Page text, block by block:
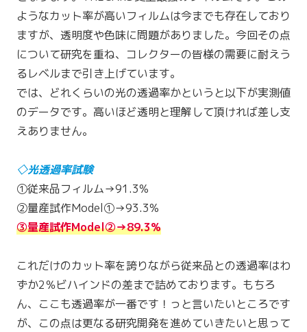
ようなカット率が高いフィルムは今までも存在しており
ますが、透明度や色味に問題がありました。今回その点
について研究を重ね、コレクターの皆様の需要に耐えう
るレベルまで引き上げています。
では、どれくらいの光の透過率かというと以下が実測値
のデータです。高いほど透明と理解して頂ければ差し支
えありません。
◇光透過率試験
①従来品フィルム→91.3%
②量産試作Model①→93.3%
③量産試作Model②→89.3%
これだけのカット率を誇りながら従来品との透過率はわ
ずか2％ビハインドの差まで詰めております。もちろ
ん、ここも透過率が一番です！っと言いたいところです
が、この点は更なる研究開発を進めていきたいと思って